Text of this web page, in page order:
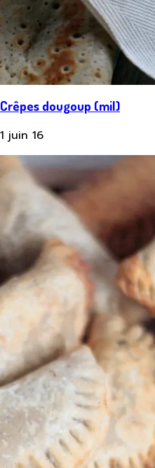
Crêpes dougoup (mil)
1 juin 16